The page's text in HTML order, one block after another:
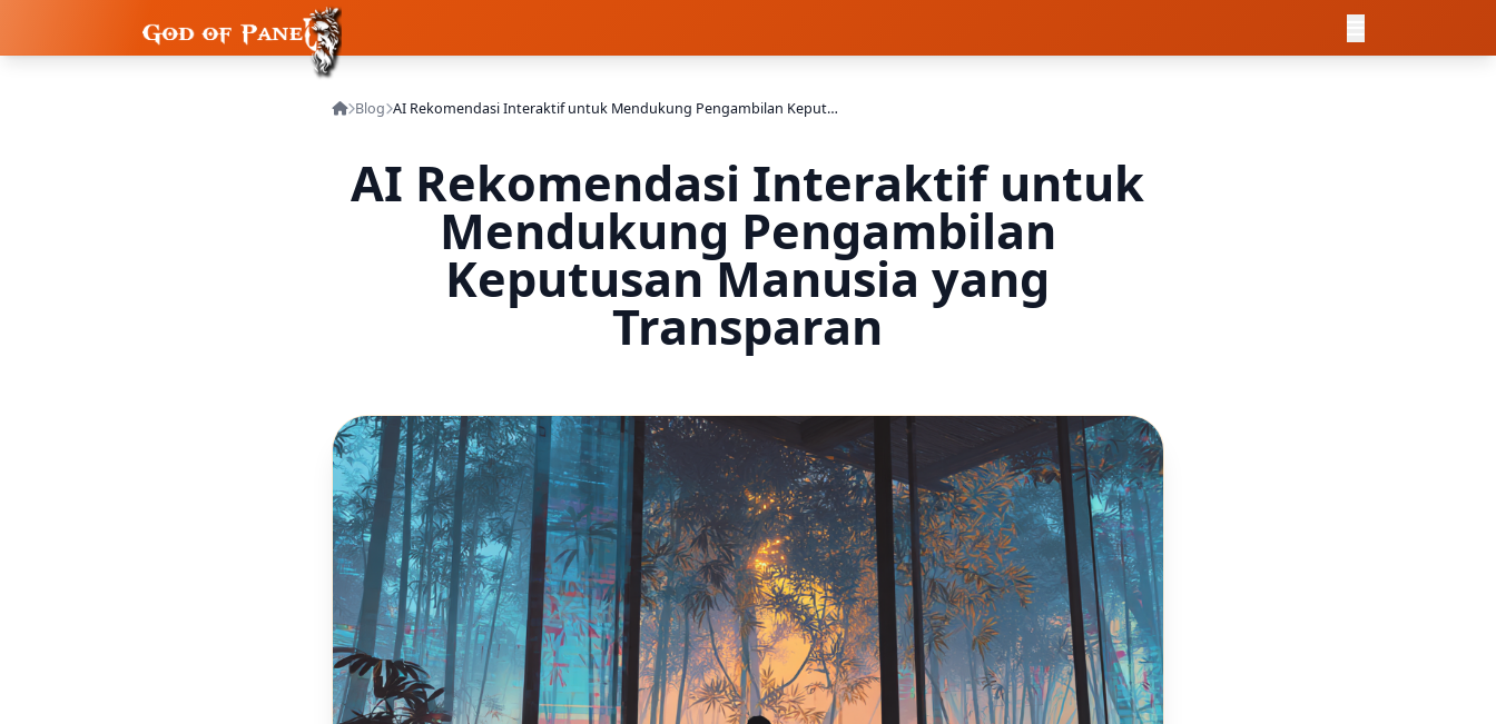
Blog AI Rekomendasi Interaktif untuk Mendukung Pengambilan Keputusan Manusia yang Transparan
AI Rekomendasi Interaktif untuk
Mendukung Pengambilan
Keputusan Manusia yang
Transparan